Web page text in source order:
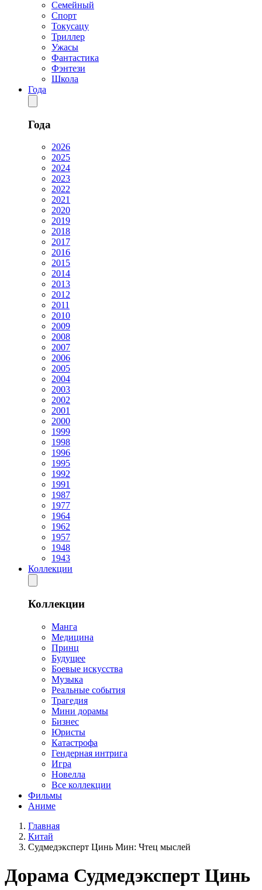
Семейный
Спорт
Токусацу
Триллер
Ужасы
Фантастика
Фэнтези
Школа
Года
Года
2026
2025
2024
2023
2022
2021
2020
2019
2018
2017
2016
2015
2014
2013
2012
2011
2010
2009
2008
2007
2006
2005
2004
2003
2002
2001
2000
1999
1998
1996
1995
1992
1991
1987
1977
1964
1962
1957
1948
1943
Коллекции
Коллекции
Манга
Медицина
Принц
Будущее
Боевые искусства
Музыка
Реальные события
Трагедия
Мини дорамы
Бизнес
Юристы
Катастрофа
Гендерная интрига
Игра
Новелла
Все коллекции
Фильмы
Аниме
Главная
Китай
Судмедэксперт Цинь Мин: Чтец мыслей
Дорама Судмедэксперт Цинь